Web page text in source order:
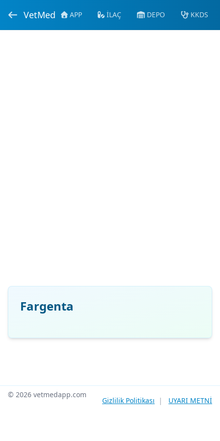
VetMed APP İLAÇ DEPO KKDS
Fargenta
© 2026 vetmedapp.com
Gizlilik Politikası | UYARI METNİ